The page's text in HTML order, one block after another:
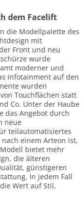
dem Facelift
die Modellpalette des
mit
Front und neu
wurde
moderner und
Infotainment auf den
wurden
Touchflächen statt
Co. Unter der Haube
das Angebot durch
neue
teilautomatisiertes
einem Arteon ist,
bietet mehr
die älteren
günstigeren
In jedem Fall
Wert auf Stil,